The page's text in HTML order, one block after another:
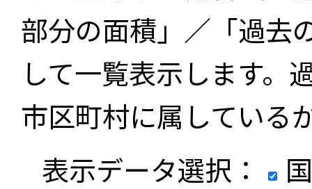
部分の面積」／「過去
して一覧表示します。
市区町村に属している
表示データ選択：